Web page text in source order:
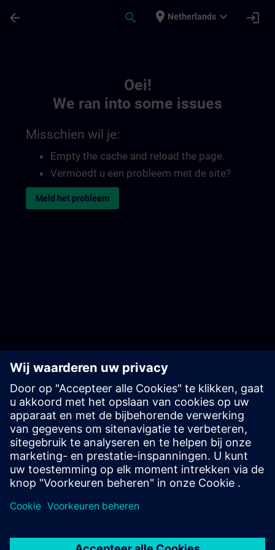
arrow_back search place Netherlands expand_more login
Oei!
We ran into some issues
Misschien wil je:
Empty the cache and reload the page.
Vermoedt u een probleem met de site?
Meld het probleem